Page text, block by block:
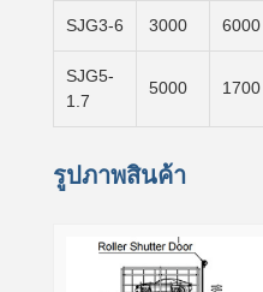
SJG3-6 3000 6000
SJG5-
1.7
5000 1700
รูปภาพสินค้า